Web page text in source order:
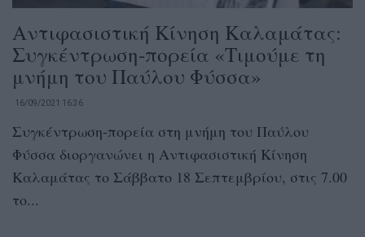
Αντιφασιστική Κίνηση Καλαμάτας:
Συγκέντρωση-πορεία «Τιμούμε τη
μνήμη του Παύλου Φύσσα»
16/09/2021 16:36
Συγκέντρωση-πορεία στη μνήμη του Παύλου
Φύσσα διοργανώνει η Αντιφασιστική Κίνηση
Καλαμάτας το Σάββατο 18 Σεπτεμβρίου, στις 7.00
το...